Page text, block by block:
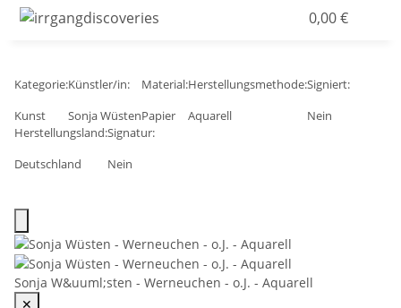
0,00 €
Kategorie:
Kunst
Künstler/in:
Sonja Wüsten
Material:
Papier
Herstellungsmethode:
Aquarell
Signiert:
Nein
Herstellungsland:
Deutschland
Signatur:
Nein
Sonja W&uuml;sten - Werneuchen - o.J. - Aquarell
✕